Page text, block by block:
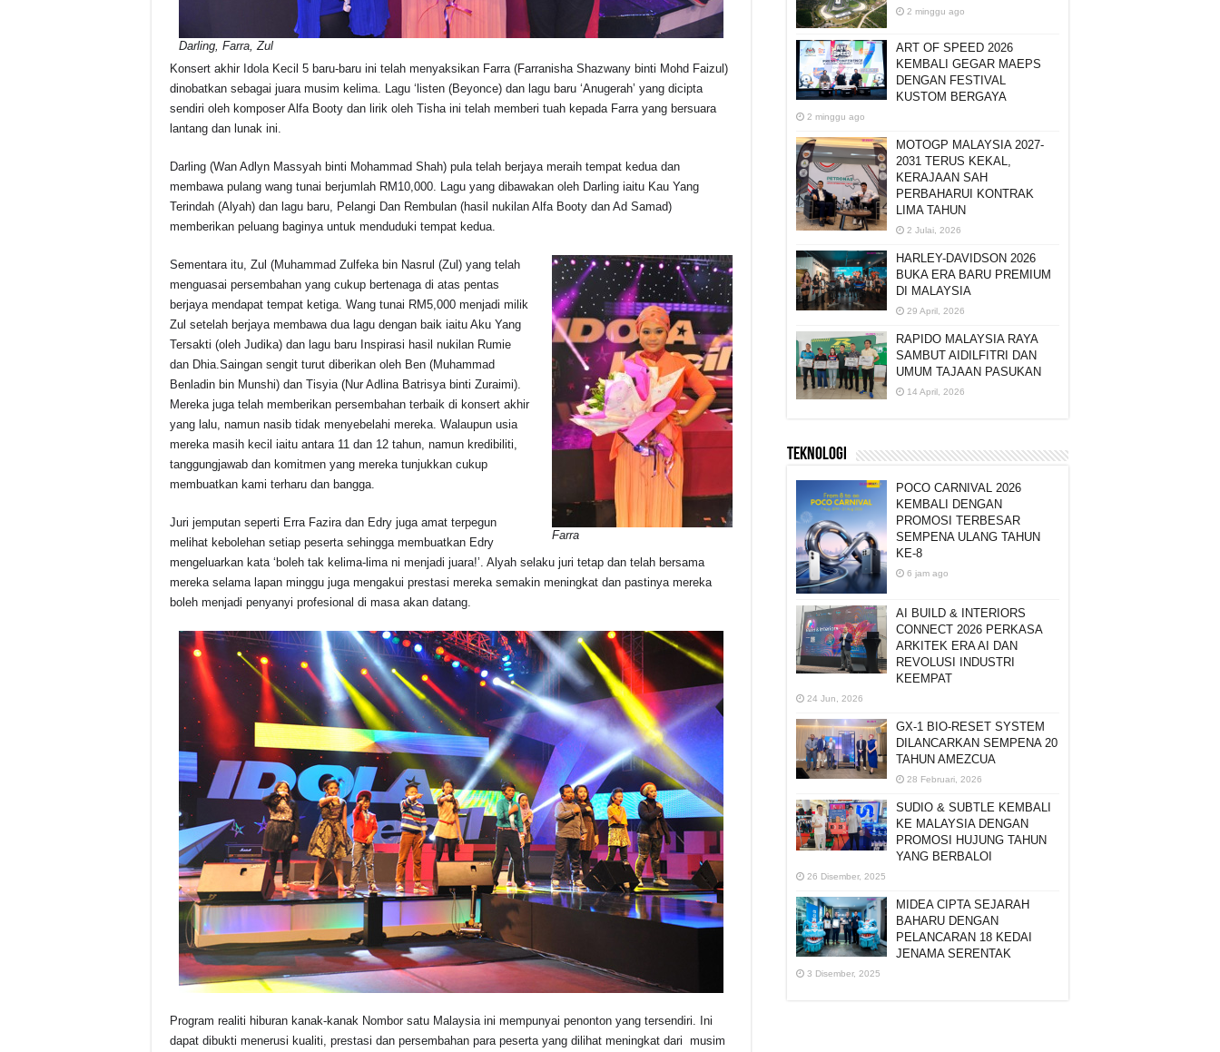
Darling, Farra, Zul
Konsert akhir Idola Kecil 5 baru-baru ini telah menyaksikan Farra (Farranisha Shazwany binti Mohd Faizul)
dinobatkan sebagai juara musim kelima. Lagu ‘listen (Beyonce) dan lagu baru ‘Anugerah’ yang dicipta
sendiri oleh komposer Alfa Booty dan lirik oleh Tisha ini telah memberi tuah kepada Farra yang bersuara
lantang dan lunak ini.
Darling (Wan Adlyn Massyah binti Mohammad Shah) pula telah berjaya meraih tempat kedua dan
membawa pulang wang tunai berjumlah RM10,000. Lagu yang dibawakan oleh Darling iaitu Kau Yang
Terindah (Alyah) dan lagu baru, Pelangi Dan Rembulan (hasil nukilan Alfa Booty dan Ad Samad)
memberikan peluang baginya untuk menduduki tempat kedua.
Farra
Sementara itu, Zul (Muhammad Zulfeka bin Nasrul (Zul) yang telah
menguasai persembahan yang cukup bertenaga di atas pentas
berjaya mendapat tempat ketiga. Wang tunai RM5,000 menjadi milik
Zul setelah berjaya membawa dua lagu dengan baik iaitu Aku Yang
Tersakti (oleh Judika) dan lagu baru Inspirasi hasil nukilan Rumie
dan Dhia.Saingan sengit turut diberikan oleh Ben (Muhammad
Benladin bin Munshi) dan Tisyia (Nur Adlina Batrisya binti Zuraimi).
Mereka juga telah memberikan persembahan terbaik di konsert akhir
yang lalu, namun nasib tidak menyebelahi mereka. Walaupun usia
mereka masih kecil iaitu antara 11 dan 12 tahun, namun kredibiliti,
tanggungjawab dan komitmen yang mereka tunjukkan cukup
membuatkan kami terharu dan bangga.
Juri jemputan seperti Erra Fazira dan Edry juga amat terpegun
melihat kebolehan setiap peserta sehingga membuatkan Edry
mengeluarkan kata ‘boleh tak kelima-lima ni menjadi juara!’. Alyah selaku juri tetap dan telah bersama
mereka selama lapan minggu juga mengakui prestasi mereka semakin meningkat dan pastinya mereka
boleh menjadi penyanyi profesional di masa akan datang.
Program realiti hiburan kanak-kanak Nombor satu Malaysia ini mempunyai penonton yang tersendiri. Ini
dapat dibukti menerusi kualiti, prestasi dan persembahan para peserta yang dilihat meningkat dari musim
2 minggu ago
ART OF SPEED 2026
KEMBALI GEGAR MAEPS
DENGAN FESTIVAL
KUSTOM BERGAYA
2 minggu ago
MOTOGP MALAYSIA 2027-
2031 TERUS KEKAL,
KERAJAAN SAH
PERBAHARUI KONTRAK
LIMA TAHUN
2 Julai, 2026
HARLEY-DAVIDSON 2026
BUKA ERA BARU PREMIUM
DI MALAYSIA
29 April, 2026
RAPIDO MALAYSIA RAYA
SAMBUT AIDILFITRI DAN
UMUM TAJAAN PASUKAN
14 April, 2026
TEKNOLOGI
POCO CARNIVAL 2026
KEMBALI DENGAN
PROMOSI TERBESAR
SEMPENA ULANG TAHUN
KE-8
6 jam ago
AI BUILD & INTERIORS
CONNECT 2026 PERKASA
ARKITEK ERA AI DAN
REVOLUSI INDUSTRI
KEEMPAT
24 Jun, 2026
GX-1 BIO-RESET SYSTEM
DILANCARKAN SEMPENA 20
TAHUN AMEZCUA
28 Februari, 2026
SUDIO & SUBTLE KEMBALI
KE MALAYSIA DENGAN
PROMOSI HUJUNG TAHUN
YANG BERBALOI
26 Disember, 2025
MIDEA CIPTA SEJARAH
BAHARU DENGAN
PELANCARAN 18 KEDAI
JENAMA SERENTAK
3 Disember, 2025